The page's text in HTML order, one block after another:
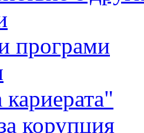
програми
корупция